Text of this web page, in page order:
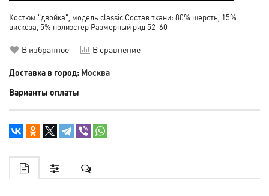
Костюм "двойка", модель classic Состав ткани: 80% шерсть, 15%
вискоза, 5% полиэстер Размерный ряд 52-60
В избранное В сравнение
Доставка в город: Москва
Варианты оплаты